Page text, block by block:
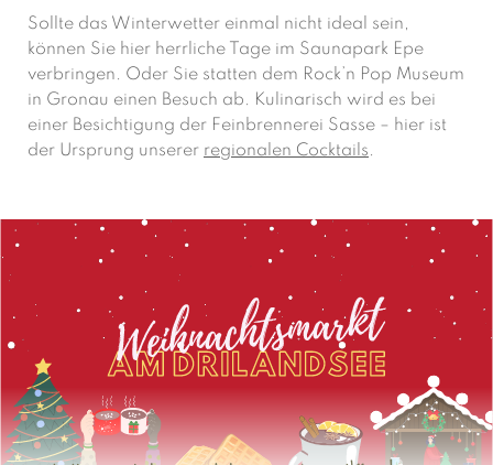
Sollte das Winterwetter einmal nicht ideal sein,
können Sie hier herrliche Tage im Saunapark Epe
verbringen. Oder Sie statten dem Rock’n Pop Museum
in Gronau einen Besuch ab. Kulinarisch wird es bei
einer Besichtigung der Feinbrennerei Sasse – hier ist
der Ursprung unserer regionalen Cocktails.